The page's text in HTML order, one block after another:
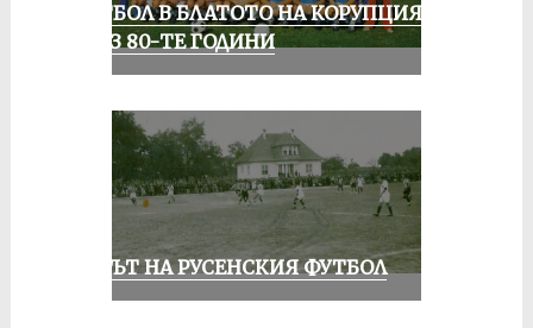
ФУТБОЛ В БЛАТОТО НА КОРУПЦИЯТА
ПРЕЗ 80-ТЕ ГОДИНИ
ВЕКЪТ НА РУСЕНСКИЯ ФУТБОЛ